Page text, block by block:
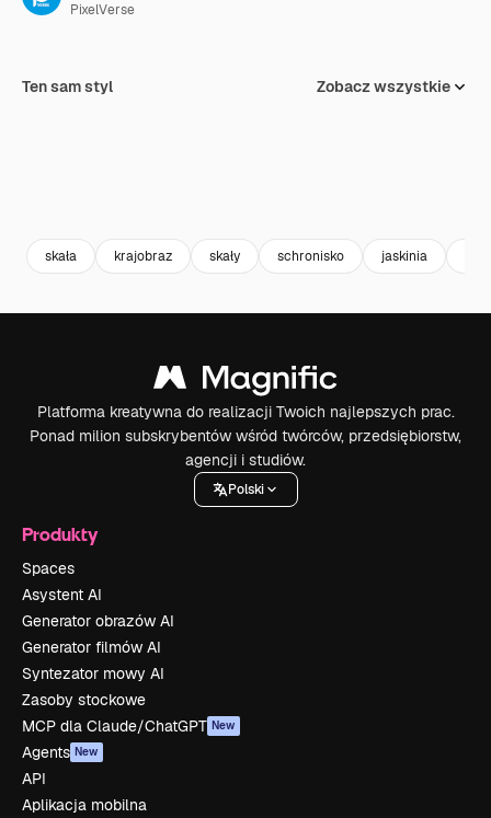
PixelVerse
Ten sam styl Zobacz wszystkie
skała krajobraz skały schronisko jaskinia
Platforma kreatywna do realizacji Twoich najlepszych prac.
Ponad milion subskrybentów wśród twórców, przedsiębiorstw,
agencji i studiów.
Polski
Produkty
Spaces
Asystent AI
Generator obrazów AI
Generator filmów AI
Syntezator mowy AI
Zasoby stockowe
MCP dla Claude/ChatGPT New
Agents New
API
Aplikacja mobilna